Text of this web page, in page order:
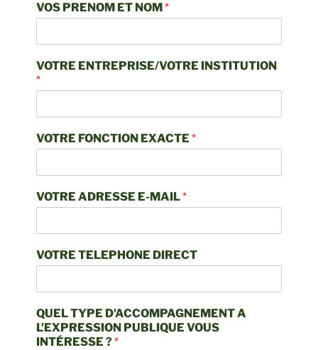
VOS PRENOM ET NOM *
VOTRE ENTREPRISE/VOTRE INSTITUTION
*
VOTRE FONCTION EXACTE *
VOTRE ADRESSE E-MAIL*
VOTRE TELEPHONE DIRECT
QUEL TYPE D'ACCOMPAGNEMENT A
L'EXPRESSION PUBLIQUE VOUS
INTÉRESSE ?*